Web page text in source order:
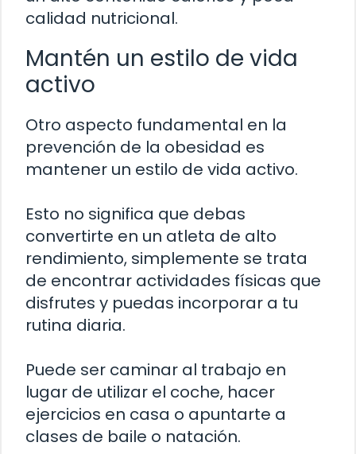
calidad nutricional.
Mantén un estilo de vida
activo
Otro aspecto fundamental en la
prevención de la obesidad es
mantener un estilo de vida activo.
Esto no significa que debas
convertirte en un atleta de alto
rendimiento, simplemente se trata
de encontrar actividades físicas que
disfrutes y puedas incorporar a tu
rutina diaria.
Puede ser caminar al trabajo en
lugar de utilizar el coche, hacer
ejercicios en casa o apuntarte a
clases de baile o natación.